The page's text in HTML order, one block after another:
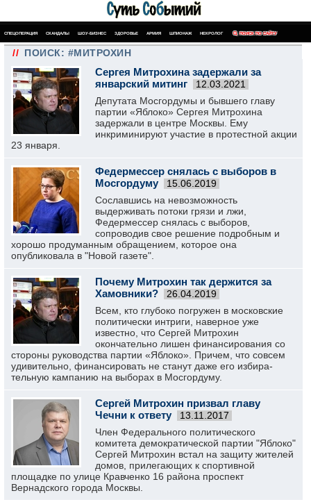
СПЕЦОПЕРАЦИЯ СКАНДАЛЫ ШОУ-БИЗНЕС ЗДОРОВЬЕ АРМИЯ ШПИОНАЖ НЕКРОЛОГ ПОИСК ПО САЙТУ
// ПОИСК: #МИТРОХИН
Сергея Митрохина задержали за
январский митинг
12.03.2021
Депутата Мосгордумы и бывшего главу
партии «Яблоко» Сергея Митрохина
задержали в центре Москвы. Ему
инкриминируют участие в протестной акции
23 января.
Федермессер снялась с выборов в
Мосгордуму
15.06.2019
Сославшись на невозможность
выдерживать потоки грязи и лжи,
Федермессер снялась с выборов,
сопроводив свое решение подробным и
хорошо продуманным обращением, которое она
опубликовала в "Новой газете".
Почему Митрохин так держится за
Хамовники?
26.04.2019
Всем, кто глубоко погружен в московские
политически интриги, наверное уже
известно, что Сергей Митрохин
окончательно лишен финансирования со
стороны руководства партии «Яблоко». Причем, что совсем
удивительно, финансировать не станут даже его избира-
тельную кампанию на выборах в Мосгордуму.
Сергей Митрохин призвал главу
Чечни к ответу
13.11.2017
Член Федерального политического
комитета демократической партии "Яблоко"
Сергей Митрохин встал на защиту жителей
домов, прилегающих к спортивной
площадке по улице Кравченко 16 района проспект
Вернадского города Москвы.